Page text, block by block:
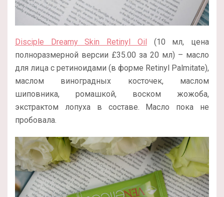
Disciple Dreamy Skin Retinyl Oil (10 мл, цена
полноразмерной версии £35.00 за 20 мл) – масло
для лица с ретиноидами (в форме Retinyl Palmitate),
маслом виноградных косточек, маслом
шиповника, ромашкой, воском жожоба,
экстрактом лопуха в составе. Масло пока не
пробовала.